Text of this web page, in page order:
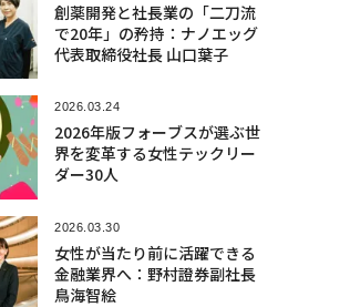
創薬開発と社長業の「二刀流
で20年」の矜持：ナノエッグ
代表取締役社長 山口葉子
2026.03.24
2026年版フォーブスが選ぶ世
界を変革する女性テックリー
ダー30人
2026.03.30
女性が当たり前に活躍できる
金融業界へ：野村證券副社長
鳥海智絵